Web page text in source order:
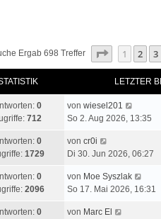
Ergab 698 Treffer Seite Von
1 2 3
LETZTER
0
712
von wiesel201
So 2. Aug 2026, 13:35
0
1729
von cr0i
Di 30. Jun 2026, 06:27
0
2096
von Moe Syszlak
So 17. Mai 2026, 16:31
0
von Marc El